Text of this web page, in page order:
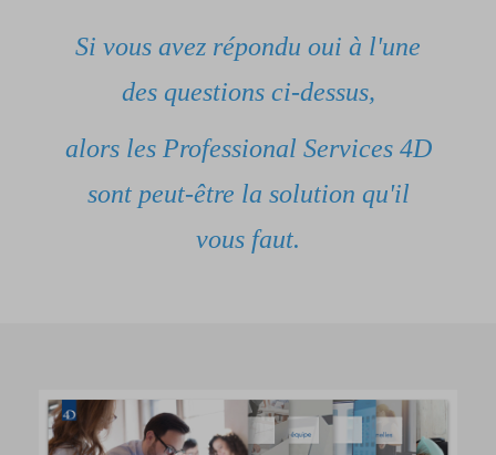
Si vous avez répondu oui à l'une
des questions ci-dessus,
alors les Professional Services 4D
sont peut-être la solution qu'il
vous faut.